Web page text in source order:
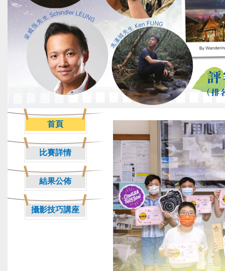
首頁
比賽詳情
結果公佈
攝影技巧講座